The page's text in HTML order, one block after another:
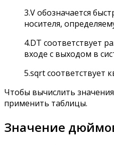
3.V обозначается
носителя,
4.DT соответствует
входе с выходом в
5.sqrt соответствует
Чтобы вычислить
применить таблицы.
Значение